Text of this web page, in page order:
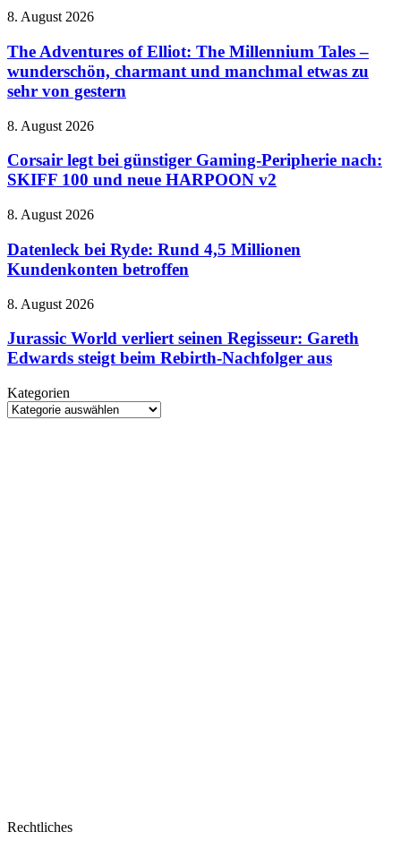
den
mit
Schrottkarren
The
of
Elliot:
The
Millennium
–
charmant
und
etwas
sehr
von
gestern
8. August 2026
The Adventures of Elliot: The Millennium Tales –
wunderschön, charmant und manchmal etwas zu
sehr von gestern
Corsair
bei
günstiger
Gaming-
nach:
100
und
HARPOON
8. August 2026
Corsair legt bei günstiger Gaming-Peripherie nach:
SKIFF 100 und neue HARPOON v2
Datenleck
Ryde:
Rund
4,5
Kundenkonten
8. August 2026
Datenleck bei Ryde: Rund 4,5 Millionen
Kundenkonten betroffen
Jurassic
verliert
seinen
Regisseur:
Edwards
steigt
8. August 2026
Jurassic World verliert seinen Regisseur: Gareth
Edwards steigt beim Rebirth-Nachfolger aus
Kategorien
Kategorien
Rechtliches